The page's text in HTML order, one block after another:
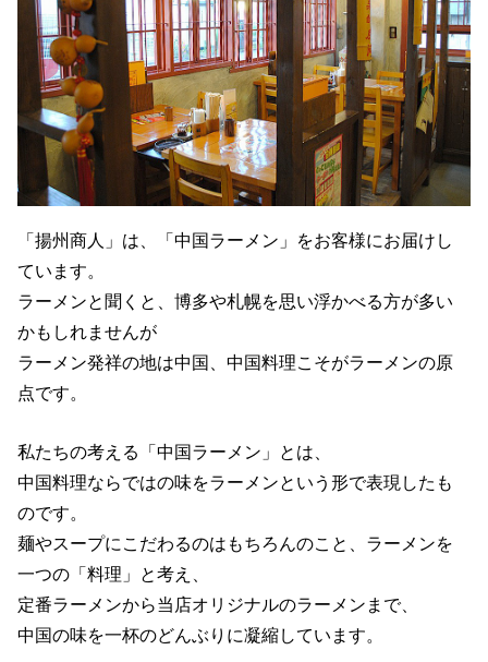
「揚州商人」は、「中国ラーメン」をお客様にお届けし
ています。
ラーメンと聞くと、博多や札幌を思い浮かべる方が多い
かもしれませんが
ラーメン発祥の地は中国、中国料理こそがラーメンの原
点です。
私たちの考える「中国ラーメン」とは、
中国料理ならではの味をラーメンという形で表現したも
のです。
麺やスープにこだわるのはもちろんのこと、ラーメンを
一つの「料理」と考え、
定番ラーメンから当店オリジナルのラーメンまで、
中国の味を一杯のどんぶりに凝縮しています。